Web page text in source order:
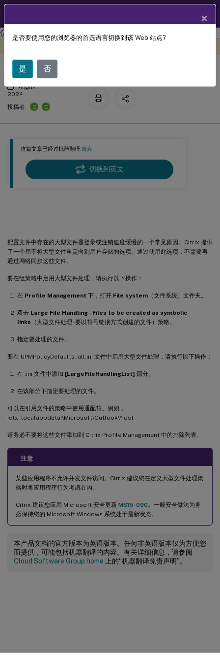
Profile Management Profile Management 2106
这篇文章已经过机器翻译.放弃
切换到英文
配置文件中存在的大型文件是登录或注销速度缓慢的一个常见原因。Citrix 提供
了一个用于将大型文件重定向到用户存储的选项。通过使用此选项，不需要再
通过网络同步这些文件。
要在组策略中启用大型文件处理，请执行以下操作：
在 Profile Management 下，打开 File system （文件系统）文件夹。
双击 Large File Handling - Files to be created as symbolic
links （大型文件处理 - 要以符号链接方式创建的文件）策略。
指定要处理的文件。
要在 UPMPolicyDefaults_all.ini 文件中启用大型文件处理，请执行以下操作：
在 .ini 文件中添加 [LargeFileHandlingList] 部分。
在该部分下指定要处理的文件。
可以在引用文件的策略中使用通配符。例如，
!ctx_localappdata!\Microsoft\Outlook\*.ost
请务必不要将这些文件添加到 Citrix Profile Management 中的排除列表。
注意
某些应用程序不允许并发文件访问。Citrix 建议您在定义大型文件处理策
略时将应用程序行为考虑在内。
Citrix 建议您应用 Microsoft 安全更新 MS15-090 。一般安全做法为务
必保持您的 Microsoft Windows 系统处于最新状态。
本产品文档的官方版本为英语版本。任何非英语版本仅为方便您
而提供，可能包括机器翻译的内容。有关详细信息，请参阅
Cloud Software Group home 上的“机器翻译免责声明”。
启用大型文件处理
August 1,
2024
投稿者:
C C
×
是否要使用您的浏览器的首选语言切换到该 Web 站点?
是 否